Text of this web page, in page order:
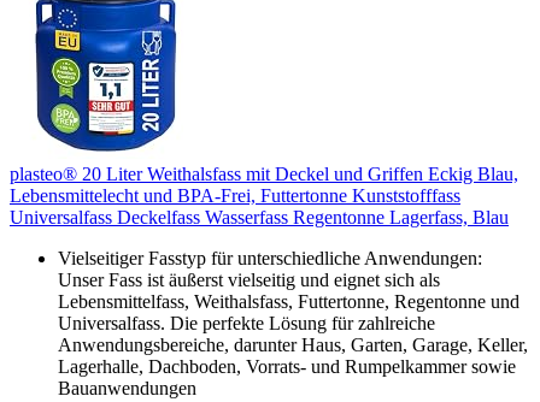
plasteo® 20 Liter Weithalsfass mit Deckel und Griffen Eckig Blau,
Lebensmittelecht und BPA-Frei, Futtertonne Kunststofffass
Universalfass Deckelfass Wasserfass Regentonne Lagerfass, Blau
Vielseitiger Fasstyp für unterschiedliche Anwendungen:
Unser Fass ist äußerst vielseitig und eignet sich als
Lebensmittelfass, Weithalsfass, Futtertonne, Regentonne und
Universalfass. Die perfekte Lösung für zahlreiche
Anwendungsbereiche, darunter Haus, Garten, Garage, Keller,
Lagerhalle, Dachboden, Vorrats- und Rumpelkammer sowie
Bauanwendungen